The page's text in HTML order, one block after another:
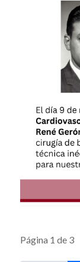
Página 1 de 3